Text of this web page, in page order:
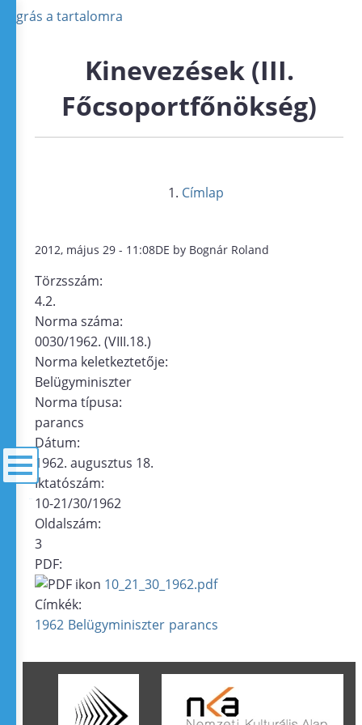
Ugrás a tartalomra
Kinevezések (III.
Főcsoportfőnökség)
Címlap
2012, május 29 - 11:08DE by Bognár Roland
Törzsszám:
4.2.
Norma száma:
0030/1962. (VIII.18.)
Norma keletkeztetője:
Belügyminiszter
Norma típusa:
parancs
Dátum:
1962. augusztus 18.
Iktatószám:
10-21/30/1962
Oldalszám:
3
PDF:
10_21_30_1962.pdf
Címkék:
1962 Belügyminiszter parancs